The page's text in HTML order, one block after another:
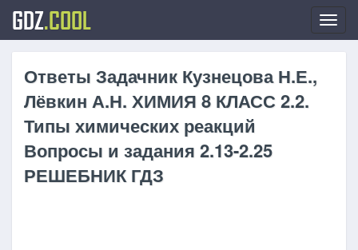
GDZ.COOL
Ответы Задачник Кузнецова Н.Е.,
Лёвкин А.Н. ХИМИЯ 8 КЛАСС 2.2.
Типы химических реакций
Вопросы и задания 2.13-2.25
РЕШЕБНИК ГДЗ